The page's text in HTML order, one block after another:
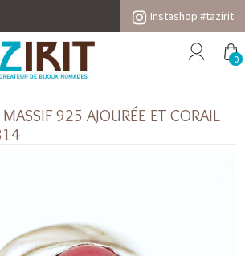
Instashop #tazirit
0
925 AJOURÉE ET CORAIL